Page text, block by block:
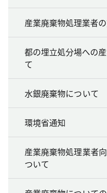
産業廃棄物処理業者
都の埋立処分場への
て
水銀廃棄物について
環境省通知
産業廃棄物処理業者
ついて